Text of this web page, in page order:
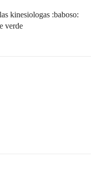
kinesiologas :baboso:
verde